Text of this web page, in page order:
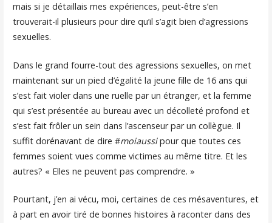
mais si je détaillais mes expériences, peut-être s’en
trouverait-il plusieurs pour dire qu’il s’agit bien d’agressions
sexuelles.
Dans le grand fourre-tout des agressions sexuelles, on met
maintenant sur un pied d’égalité la jeune fille de 16 ans qui
s’est fait violer dans une ruelle par un étranger, et la femme
qui s’est présentée au bureau avec un décolleté profond et
s’est fait frôler un sein dans l’ascenseur par un collègue. Il
suffit dorénavant de dire #moiaussipour que toutes ces
femmes soient vues comme victimes au même titre. Et les
autres? « Elles ne peuvent pas comprendre. »
Pourtant, j’en ai vécu, moi, certaines de ces mésaventures, et
à part en avoir tiré de bonnes histoires à raconter dans des